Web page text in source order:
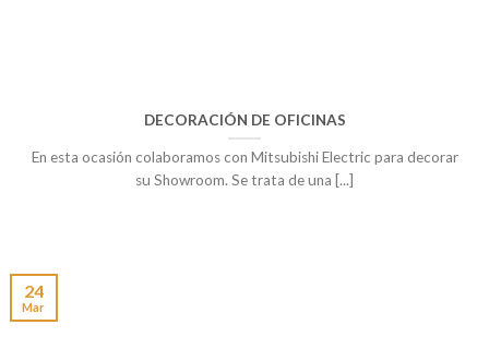
DECORACIÓN DE OFICINAS
En esta ocasión colaboramos con Mitsubishi Electric para decorar
su Showroom. Se trata de una [...]
24
Mar